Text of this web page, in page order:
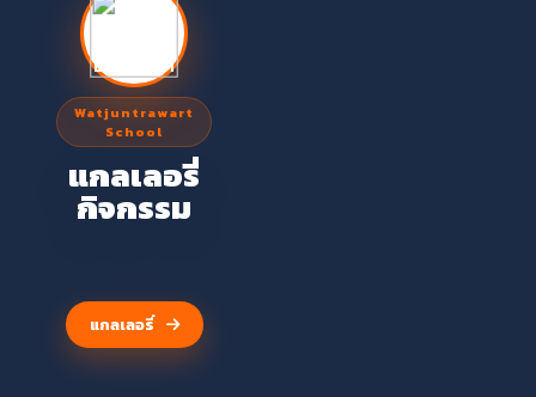
Watjuntrawart
School
แกลเลอรี่
กิจกรรม
แกลเลอรี่
Watjuntrawart School
โรงเรียนวัดจันทรา
วาส
(ศุขประสารราษฎร์)